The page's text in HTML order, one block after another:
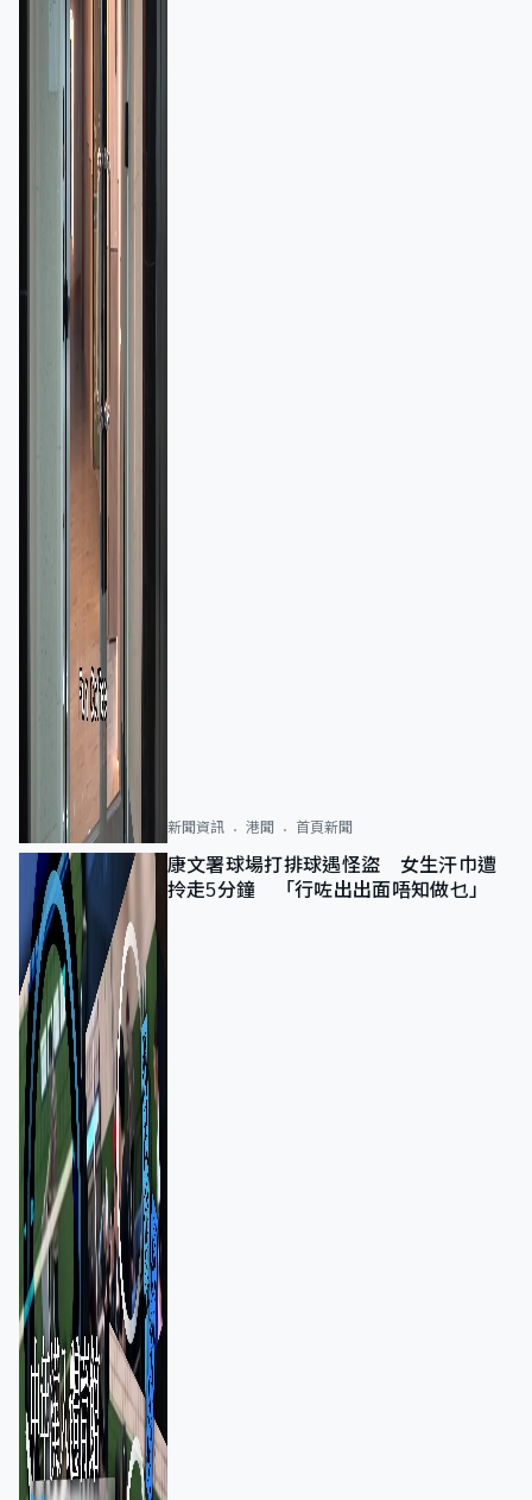
新聞資訊 港聞 首頁新聞
康文署球場打排球遇怪盜 女生汗巾遭
拎走5分鐘 「行咗出出面唔知做乜」